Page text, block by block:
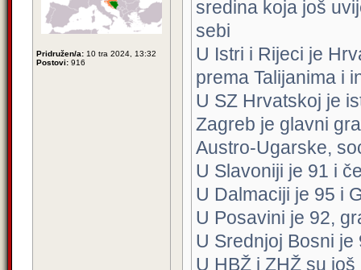
Pridružen/a: 10 tra 2024, 13:32
Postovi: 916
sredina koja još
sebi
U Istri i Rijeci je
prema Talijanima i
U SZ Hrvatskoj je
Zagreb je glavni
Austro-Ugarske,
U Slavoniji je 91 i
U Dalmaciji je 95 i
U Posavini je 92,
U Srednjoj Bosni
U HBŽ i ZHŽ su još